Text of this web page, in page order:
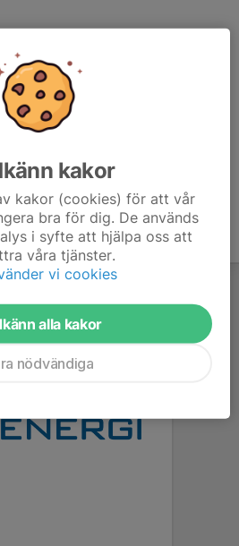
kakor
kakor (cookies) för att vår
bra för dig. De används
i syfte att hjälpa oss att
våra tjänster.
vi cookies
alla kakor
nödvändiga